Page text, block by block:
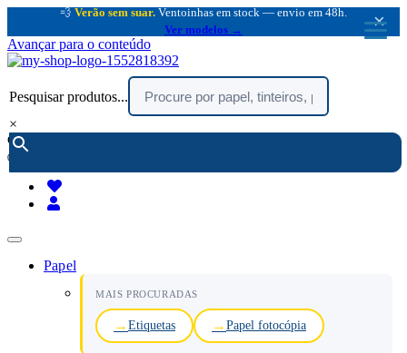
💨 Verão sem suar. Ventoinhas em stock — envio em 48h.
Ver modelos →
×
Avançar para o conteúdo
Pesquisar produtos...
×
encomendar por telefone :
(chamada rede fixa nacional)
Papel
MAIS PROCURADAS
Etiquetas Papel fotocópia